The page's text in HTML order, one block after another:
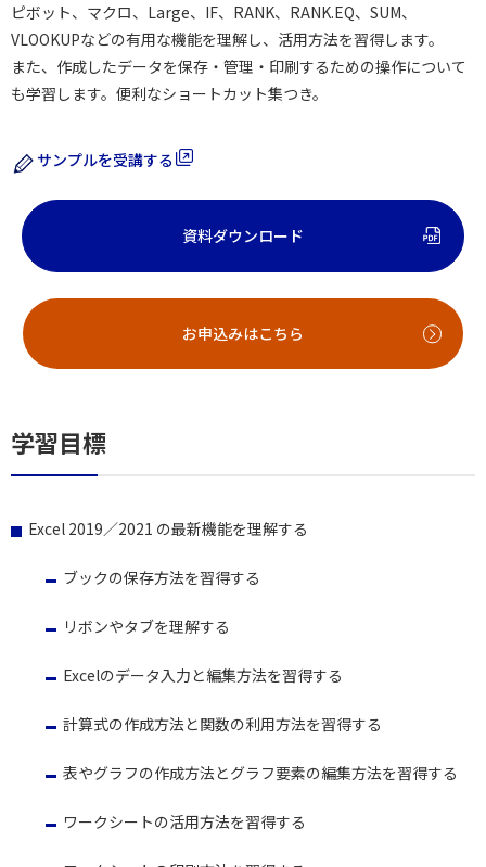
ピボット、マクロ、Large、IF、RANK、RANK.EQ、SUM、
VLOOKUPなどの有用な機能を理解し、活用方法を習得します。
また、作成したデータを保存・管理・印刷するための操作について
も学習します。便利なショートカット集つき。
サンプルを受講する
資料ダウンロード
お申込みはこちら
学習目標
Excel 2019／2021 の最新機能を理解する
ブックの保存方法を習得する
リボンやタブを理解する
Excelのデータ入力と編集方法を習得する
計算式の作成方法と関数の利用方法を習得する
表やグラフの作成方法とグラフ要素の編集方法を習得する
ワークシートの活用方法を習得する